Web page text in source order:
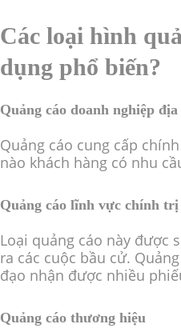
Các loại hình
dụng phổ biến?
Quảng cáo doanh nghiệp
Quảng cáo cung cấp
nào khách hàng có nhu
Quảng cáo lĩnh vực chính trị
Loại quảng cáo này được
ra các cuộc bầu cử.
đạo nhận được nhiều
Quảng cáo thương hiệu